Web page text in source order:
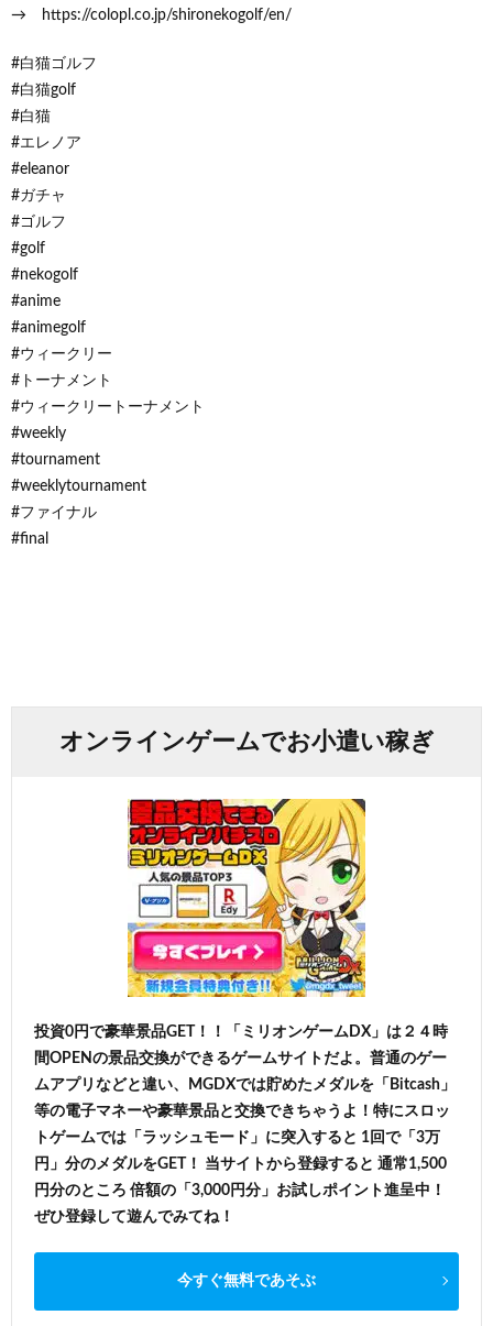
→ https://colopl.co.jp/shironekogolf/en/
#白猫ゴルフ
#白猫golf
#白猫
#エレノア
#eleanor
#ガチャ
#ゴルフ
#golf
#nekogolf
#anime
#animegolf
#ウィークリー
#トーナメント
#ウィークリートーナメント
#weekly
#tournament
#weeklytournament
#ファイナル
#final
オンラインゲームでお小遣い稼ぎ
投資0円で豪華景品GET！！「ミリオンゲームDX」は２４時
間OPENの景品交換ができるゲームサイトだよ。普通のゲー
ムアプリなどと違い、MGDXでは貯めたメダルを「Bitcash」
等の電子マネーや豪華景品と交換できちゃうよ！特にスロッ
トゲームでは「ラッシュモード」に突入すると 1回で「3万
円」分のメダルをGET！ 当サイトから登録すると 通常1,500
円分のところ 倍額の「3,000円分」お試しポイント進呈中！
ぜひ登録して遊んでみてね！
今すぐ無料であそぶ